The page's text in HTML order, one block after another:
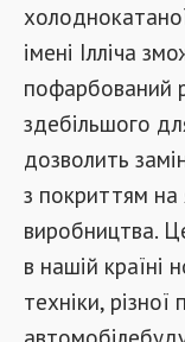
імені Ілліча
пофарбований
здебільшого
дозволить
з покриттям на
виробництва.
в нашій країні
техніки,